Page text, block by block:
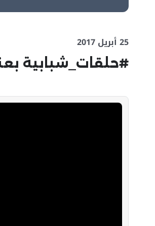
25 أبريل 2017
#حلقات_شبابية